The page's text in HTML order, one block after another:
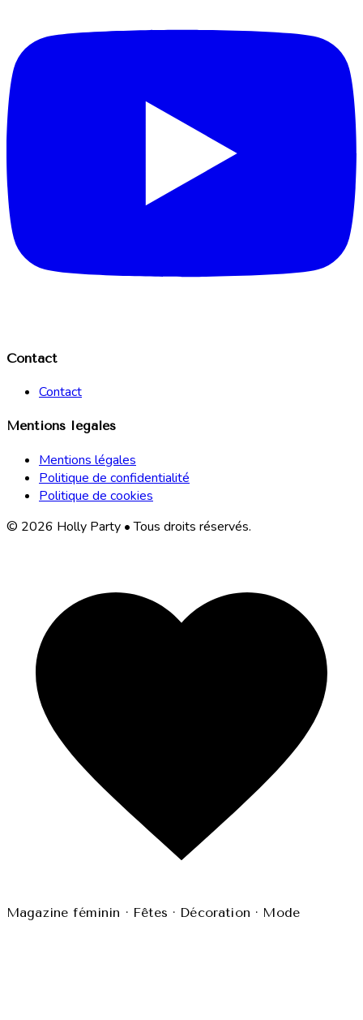
Contact
Contact
Mentions légales
Mentions légales
Politique de confidentialité
Politique de cookies
© 2026 Holly Party • Tous droits réservés.
Magazine féminin · Fêtes · Décoration · Mode